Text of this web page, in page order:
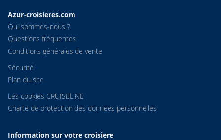
Azur-croisieres.com
Qui sommes-nous ?
Questions fréquentes
Conditions générales de vente
Sécurité
Plan du site
Les cookies CRUISELINE
Charte de protection des donnees personnelles
Information sur votre croisiere